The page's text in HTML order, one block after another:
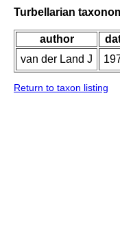
Turbellarian
author
van der Land J
Return to taxon listing